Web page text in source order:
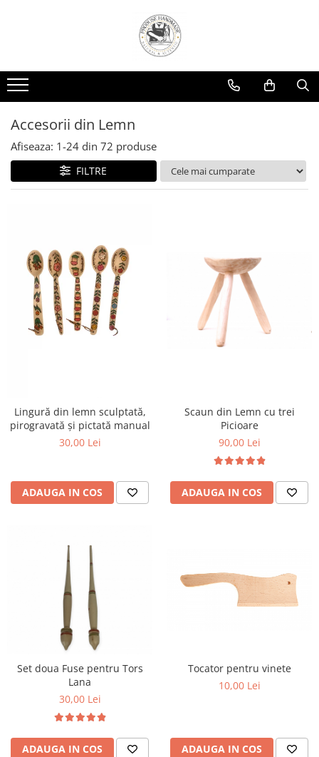
Accesorii din Lemn
Afiseaza: 1-24 din 72 produse
FILTRE
Lingură din lemn sculptată,
pirogravată și pictată manual
30,00 Lei
ADAUGA IN COS
Scaun din Lemn cu trei
Picioare
90,00 Lei
ADAUGA IN COS
Set doua Fuse pentru Tors
Lana
30,00 Lei
ADAUGA IN COS
Tocator pentru vinete
10,00 Lei
ADAUGA IN COS